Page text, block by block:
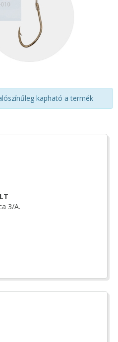
kapható a termék
3/A.